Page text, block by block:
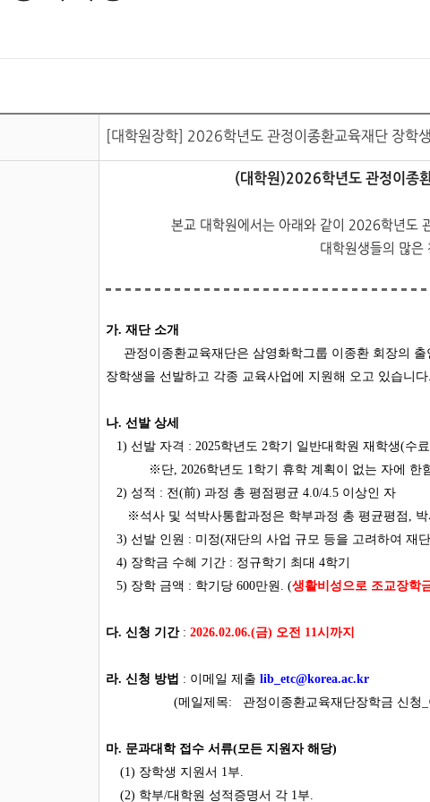
[대학원장학] 2026학년도 관정이종환교육재단 장
(대학원)2026학년도 관정이종
본교 대학원에서는 아래와 같이 2026학년도
대학원생들의 많은
가. 재단 소개
관정이종환교육재단은 삼영화학그룹 이종환 회장의 출
장학생을 선발하고 각종 교육사업에 지원해 오고 있습니다.
나. 선발 상세
1) 선발 자격 : 2025학년도 2학기 일반대학원 재학생(수
※단, 2026학년도 1학기 휴학 계획이 없는 자에 한
2) 성적 : 전(前) 과정 총 평점평균 4.0/4.5 이상인 자
※석사 및 석박사통합과정은 학부과정 총 평균평점, 박
3) 선발 인원 : 미정(재단의 사업 규모 등을 고려하여 재
4) 장학금 수혜 기간 : 정규학기 최대 4학기
5) 장학 금액 : 학기당 600만원. (생활비성으로 조교장학
다. 신청 기간: 2026.02.06.(금) 오전 11시까지
라. 신청 방법 : 이메일 제출 lib_etc@korea.ac.kr
(메일제목: 관정이종환교육재단장학금 신청_
마. 문과대학 접수 서류(모든 지원자 해당)
(1) 장학생 지원서 1부.
(2) 학부/대학원 성적증명서 각 1부.